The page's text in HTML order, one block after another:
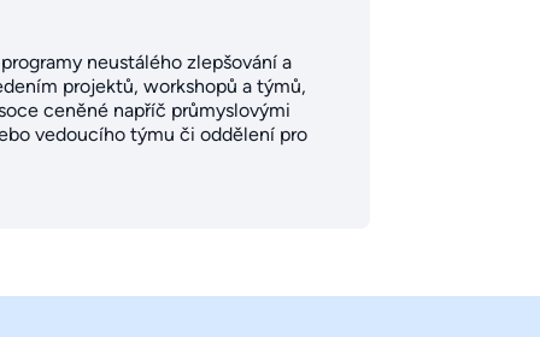
neustálého zlepšování a
projektů, workshopů a týmů,
ceněné napříč průmyslovými
vedoucího týmu či oddělení pro